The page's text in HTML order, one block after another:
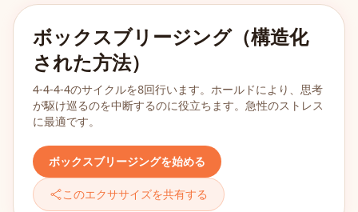
ボックスブリージング（構造化
された方法）
4-4-4-4のサイクルを8回行います。ホールドにより、思考
が駆け巡るのを中断するのに役立ちます。急性のストレス
に最適です。
ボックスブリージングを始める
このエクササイズを共有する